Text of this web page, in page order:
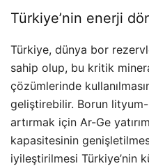
Türkiye’nin enerji
Türkiye, dünya bor
sahip olup, bu kritik
çözümlerinde
geliştirebilir. Borun lityum-
artırmak için Ar-Ge
kapasitesinin
iyileştirilmesi Türkiye’nin